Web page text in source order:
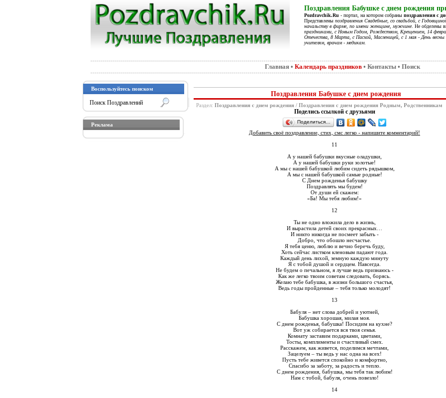
Поздравления Бабушке с днем рождения
Pozdravchik.Ru - портал, на котором собраны поздравления с
Представлены поздравления Свадебные, со свадьбой, с
начальству в фирме, по имени женщине, мужчине. Не обделены
праздниками, с Новым Годом, Рождеством, Крещением, 14
Отечества, 8 Марта, с Пасхой, Масленицей, с 1 мая - День
учителям, врачам - медикам
Главная • Календарь праздников • Контакты • Поиск
Воспользуйтесь поиском
Реклама
Поздравления Бабушке с днем рождения
Раздел: Поздравления с днем рождения/ Поздравления с днем рождения Родным, Родственникам
Поделись ссылкой с друзьями
Поделиться…
Добавить своё поздравление, стих, смс легко - напишите комментарий!
11
А у нашей бабушки вкусные оладушки,
А у нашей бабушки руки золотые!
А мы с нашей бабушкой любим сидеть рядышком,
А мы с нашей бабушкой самые родные!
С Днем рожденья бабушку
Поздравлять мы будем!
От души ей скажем:
«Ба! Мы тебя любим!»
12
Ты не одно вложила дело в жизнь,
И вырастила детей своих прекрасных…
И никто никогда не посмеет забыть -
Добро, что обошло несчастье.
Я тебя ценю, люблю и вечно беречь буду,
Хоть сейчас листком кленовым падают года.
Каждый день лихой, земную каждую минуту
Я с тобой душой и сердцем. Навсегда.
Не будем о печальном, я лучше ведь признаюсь -
Как же легко твоим советам следовать, борясь.
Желаю тебе бабушка, в жизни большого счастья,
Ведь годы пройденные – тебя только молодят!
13
Бабуля – нет слова добрей и уютней,
Бабушка хорошая, милая моя.
С днем рожденья, бабушка! Посидим на кухне?
Вот уж собирается вся твоя семья.
Комнату заставим подарками, цветами,
Тосты, комплименты и счастливый смех.
Расскажем, как живется, поделимся мечтами,
Зацелуем – ты ведь у нас одна на всех!
Пусть тебе живется спокойно и комфортно,
Спасибо за заботу, за радость и тепло.
С днем рождения, бабушка, мы тебя так любим!
Нам с тобой, бабуля, очень повезло!
14